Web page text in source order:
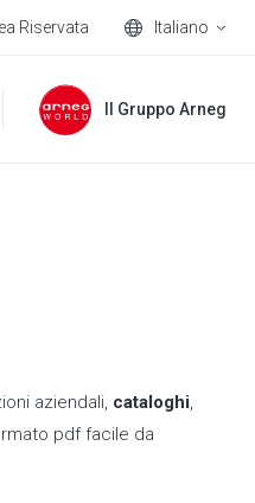
Riservata Italiano
Il Gruppo Arneg
aziendali, cataloghi,
pdf facile da